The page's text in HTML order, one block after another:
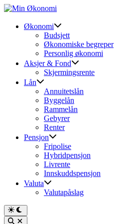
Skip
contentØkonomi
Budsjett
Økonomiske begreper
Personlig økonomi
Aksjer & Fond
Skjermingsrente
Lån
Annuitetslån
Byggelån
Rammelån
Gebyrer
Renter
Pensjon
Fripolise
Hybridpensjon
Livrente
Innskuddspensjon
Valuta
Valutapåslag
Switch
to
Open